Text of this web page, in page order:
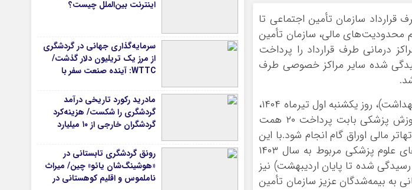
قرارداد سازمان تأمین اجتماعی تا
محدودیت‌های مالی، سازمان تأمین
درمانی طرف قرارداد را پرداخت
شده سایر مراکز خصوصی طرف
همچنین در خصوص مطالبات مراکز دانشگاهی (مراکز درمانی تابعه وزارت بهداشت)، روز یکشنبه اول تیرماه ۱۴۰۴،
تفاهم‌نامه‌ای مابین سازمان تأمین اجتماعی و وزارت بهداشت، درمان و آموزش پزشکی بابت پرداخت ۲۰ همت
مالی اوراق گام انجام شود.با این
پرداخت‌ها کلیه مطالبات مربوط به اسناد پزشکی رسیدگی شده دانشگاه‌های علوم پزشکی مربوط به سال ۱۴۰۳
شده تا پایان اردیبهشت) نیز
به بیمه‌شدگان عزیز سازمان تأمین
اینترنت بین‌الملل چیست؟
سرمایه‌گذاری جهانی در گردشگری
از مرز یک تریلیون دلار گذشت/
WTTC: آینده صنعت سفر با
تضمین می‌شود
مادرید رکورد تاریخی درآمد
گردشگری را شکست/ هزینه‌کرد
گردشگران خارجی از ۱۰ میلیارد
رونق گردشگری تابستانی در
«هوشینگ‌شان یائو» چین/ میراث
ناملموس و اقلیم کوهستانی در